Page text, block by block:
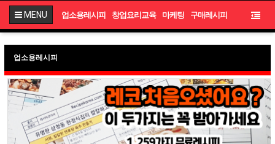
MENU 업소용레시피 창업요리교육 마케팅 구매레시피
업소용레시피